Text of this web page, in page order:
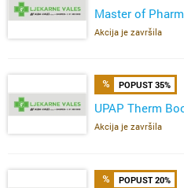
Master of
Akcija je završila
POPUST 35%
UPAP Therm
Akcija je završila
POPUST 20%